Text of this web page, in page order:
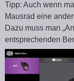
Tipp: Auch wenn
Mausrad eine
Dazu muss man
entsprechenden